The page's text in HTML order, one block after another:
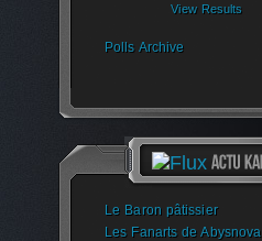
View Results
Polls Archive
Le Baron pâtissier
Les Fanarts de Abysnova